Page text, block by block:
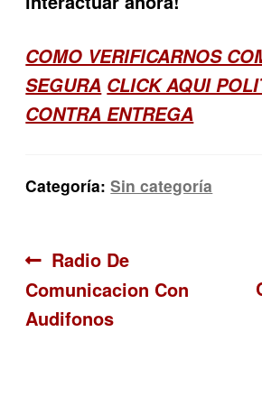
COMO VERIFICARNOS
SEGURA CLICK AQUI
CONTRA ENTREGA
Categoría:Sin categoría
Navegación
de
Anterior:
Radio De
Comunicacion Con
Audifonos